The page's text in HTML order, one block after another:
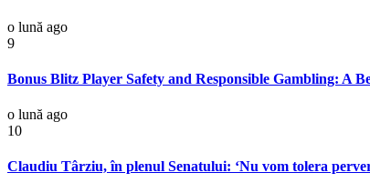
o lună ago
9
Bonus Blitz Player Safety and Responsible Gambling: A
o lună ago
10
Claudiu Târziu, în plenul Senatului: ‘Nu vom tolera